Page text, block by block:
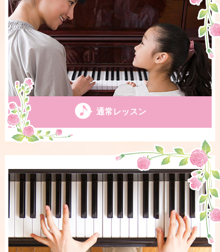
通常レッスン